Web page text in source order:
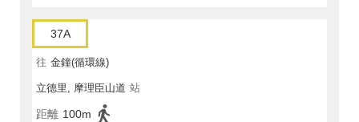
37A
往 金鐘(循環線)
立德里, 摩理臣山道 站
距離 100m